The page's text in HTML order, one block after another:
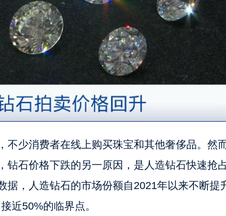
不少消费者在线上购买珠宝和其他奢侈品。然
钻石价格下跌的另一原因，是人造钻石快速抢
据，人造钻石的市场份额自2021年以来不断提
近50%的临界点。